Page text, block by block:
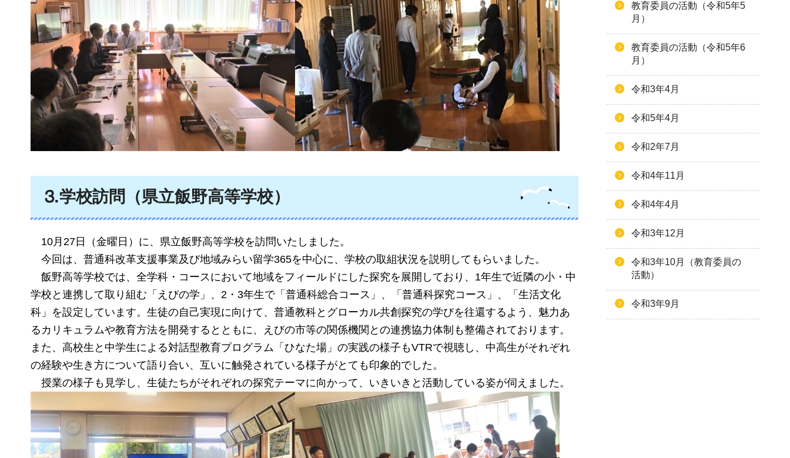
⒊学校訪問（県立飯野高等学校）
10月27日（金曜日）に、県立飯野高等学校を訪問いたしました。
今回は、普通科改革支援事業及び地域みらい留学365を中心に、学校の取組状況を説明してもらいました。
飯野高等学校では、全学科・コースにおいて地域をフィールドにした探究を展開しており、1年生で近隣の小・中
学校と連携して取り組む「えびの学」、2・3年生で「普通科総合コース」、「普通科探究コース」、「生活文化
科」を設定しています。生徒の自己実現に向けて、普通教科とグローカル共創探究の学びを往還するよう、魅力あ
るカリキュラムや教育方法を開発するとともに、えびの市等の関係機関との連携協力体制も整備されております。
また、高校生と中学生による対話型教育プログラム「ひなた場」の実践の様子もVTRで視聴し、中高生がそれぞれ
の経験や生き方について語り合い、互いに触発されている様子がとても印象的でした。
授業の様子も見学し、生徒たちがそれぞれの探究テーマに向かって、いきいきと活動している姿が伺えました。
教育委員の活動（令和5年5
月）
教育委員の活動（令和5年6
月）
令和3年4月
令和5年4月
令和2年7月
令和4年11月
令和4年4月
令和3年12月
令和3年10月（教育委員の
活動）
令和3年9月